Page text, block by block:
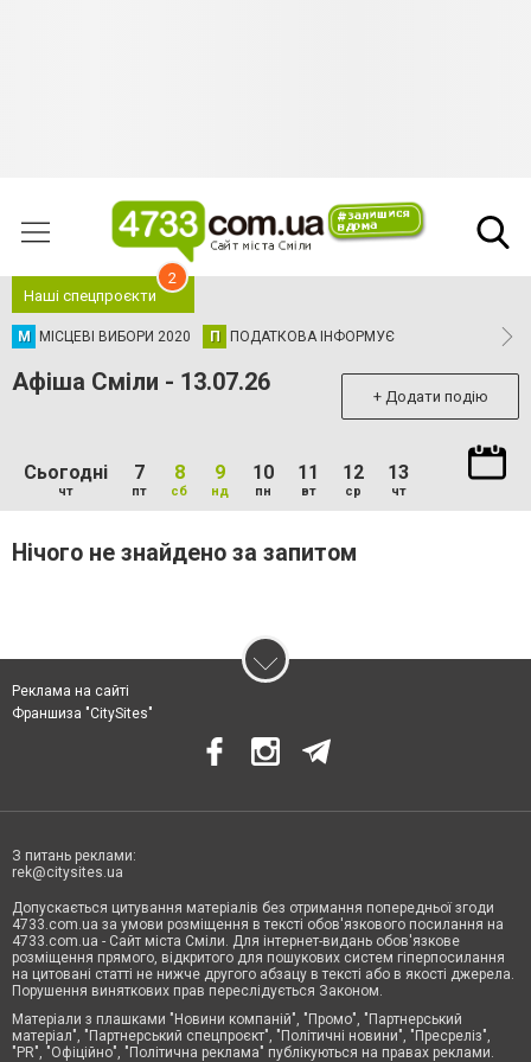
Наші спецпроєкти
2
М МІСЦЕВІ ВИБОРИ 2020 П ПОДАТКОВА ІНФОРМУЄ
Афіша Сміли - 13.07.26 + Додати подію
Сьогодні
чт
7
пт
8
сб
9
нд
10
пн
11
вт
12
ср
13
чт
Нічого не знайдено за запитом
Реклама на сайті
Франшиза "CitySites"
З питань реклами:
rek@citysites.ua
Допускається цитування матеріалів без отримання попередньої згоди
4733.com.ua за умови розміщення в тексті обов'язкового посилання на
4733.com.ua - Сайт міста Сміли. Для інтернет-видань обов'язкове
розміщення прямого, відкритого для пошукових систем гіперпосилання
на цитовані статті не нижче другого абзацу в тексті або в якості джерела.
Порушення виняткових прав переслідується Законом.
Матеріали з плашками "Новини компаній", "Промо", "Партнерський
матеріал", "Партнерський спецпроєкт", "Політичні новини", "Пресреліз",
"PR", "Офіційно", "Політична реклама" публікуються на правах реклами.